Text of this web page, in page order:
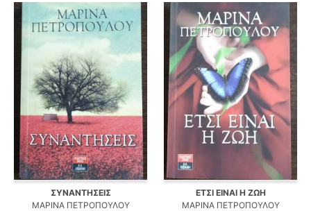
ΣΥΝΑΝΤΗΣΕΙΣ
ΜΑΡΙΝΑ ΠΕΤΡΟΠΟΥΛΟΥ
ΕΤΣΙ ΕΙΝΑΙ Η ΖΩΗ
ΜΑΡΙΝΑ ΠΕΤΡΟΠΟΥΛΟΥ